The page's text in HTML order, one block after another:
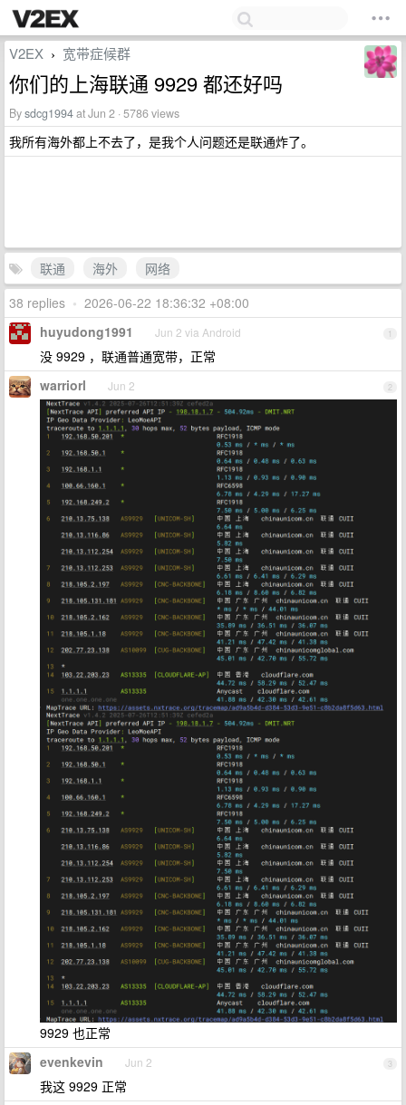
V2EX › 宽带症候群
你们的上海联通 9929 都还好吗
Bysdcg1994at Jun 2 · 5786 views
我所有海外都上不去了，是我个人问题还是联通炸了。
联通 海外
网络
38 replies • 2026-06-22 18:36:32 +08:00
1
huyudong1991 Jun 2 via Android
没 9929 ，联通普通宽带，正常
2
warriorl Jun 2
9929 也正常
3
evenkevin Jun 2
我这 9929 正常